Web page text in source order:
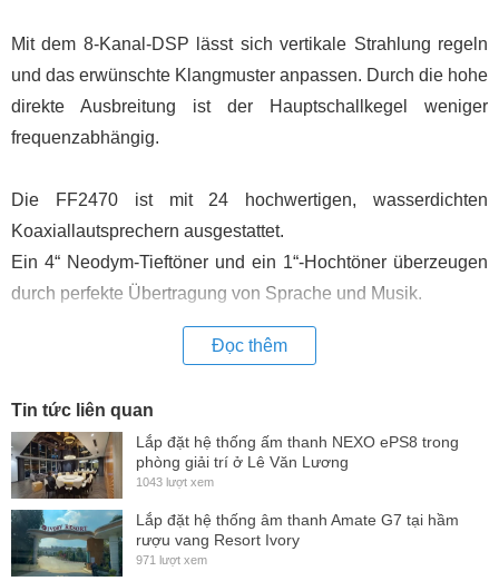
Mit dem 8-Kanal-DSP lässt sich vertikale Strahlung regeln
und das erwünschte Klangmuster anpassen. Durch die hohe
direkte Ausbreitung ist der Hauptschallkegel weniger
frequenzabhängig.
Die FF2470 ist mit 24 hochwertigen, wasserdichten
Koaxiallautsprechern ausgestattet.
Ein 4“ Neodym-Tieftöner und ein 1“-Hochtöner überzeugen
durch perfekte Übertragung von Sprache und Musik.
Die 24 x 70 Wrms – Verstärker der Klasse D verfügen über
(90%). Die FF2470 ist komplett pop-free und gegen
Kurzschluss und thermische Überlastung geschützt.
Das hochzuverlässige Schaltnetzteil der FF2470 mit
universellem Eingang (90 – 264 VAC) garantiert den
notwendigen Energiebedarf (1080 W permanent / 1290 W
Đọc thêm
Tin tức liên quan
Lắp đặt hệ thống ấm thanh NEXO ePS8 trong
phòng giải trí ở Lê Văn Lương
1043 lượt xem
Lắp đặt hệ thống âm thanh Amate G7 tại hầm
rượu vang Resort Ivory
971 lượt xem